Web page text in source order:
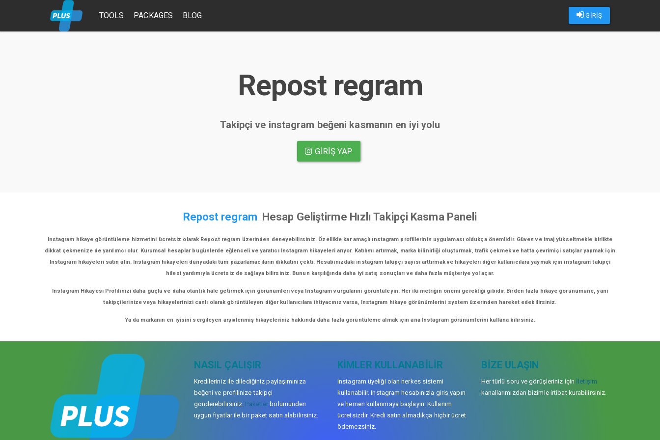
GİRİŞ
TOOLS PACKAGES BLOG
Repost regram
Takipçi ve instagram beğeni kasmanın en iyi yolu
GIRIŞ YAP
Repost regram Hesap Geliştirme Hızlı Takipçi Kasma Paneli
Instagram hikaye görüntüleme hizmetini ücretsiz olarak Repost regram üzerinden deneyebilirsiniz. Özellikle kar amaçlı ınstagram profillerinin uygulaması oldukça önemlidir. Güven ve imaj yükseltmekle birlikte
dikkat çekmenize de yardımcı olur. Kurumsal hesaplar bugünlerde eğlenceli ve yaratıcı Instagram hikayeleri arıyor. Katılımı artırmak, marka bilinirliği oluşturmak, trafik çekmek ve hatta çevrimiçi satışlar yapmak için
Instagram hikayeleri satın alın. Instagram hikayeleri dünyadaki tüm pazarlamacıların dikkatini çekti. Hesabınızdaki ınstagram takipçi sayısı arttırmak ve hikayeleri diğer kullanıcılara yaymak için instagram takipçi
hilesi yardımıyla ücretsiz de sağlaya bilirsiniz. Bunun karşılığında daha iyi satış sonuçları ve daha fazla müşteriye yol açar.
Instagram Hikayesi Profilinizi daha güçlü ve daha otantik hale getirmek için görünümleri veya Instagram vurgularını görüntüleyin. Her iki metriğin önemi gerektiği gibidir. Birden fazla hikaye görünümüne, yani
takipçilerinize veya hikayelerinizi canlı olarak görüntüleyen diğer kullanıcılara ihtiyacınız varsa, Instagram hikaye görünümlerini system üzerinden hareket edebilirsiniz.
Ya da markanın en iyisini sergileyen arşivlenmiş hikayeleriniz hakkında daha fazla görüntüleme almak için ana Instagram görünümlerini kullana bilirsiniz.
NASIL ÇALIŞIR
Kredileriniz ile dilediğiniz paylaşımınıza
beğeni ve profilinize takipçi
gönderebilirsiniz. Paketler bölümünden
uygun fiyatlar ile bir paket satın alabilirsiniz.
KIMLER KULLANABILIR
Instagram üyeliği olan herkes sistemi
kullanabilir. Instagram hesabınızla giriş yapın
ve hemen kullanmaya başlayın. Kullanım
ücretsizdir. Kredi satın almadıkça hiçbir ücret
ödemezsiniz.
BIZE ULAŞIN
Her türlü soru ve görüşleriniz için İletişim
kanallarımızdan bizimle irtibat kurabilirsiniz.